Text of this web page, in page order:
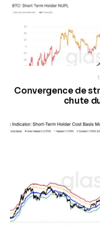
Convergence de
chute